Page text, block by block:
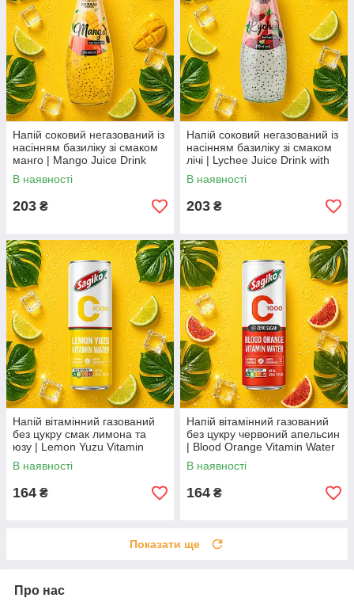
Напій соковий негазований із
насінням базиліку зі смаком
манго | Mango Juice Drink
with Basil Seeds | В'єтнам |
Bisan | 290 мл AO
В наявності
203 ₴
Напій соковий негазований із
насінням базиліку зі смаком
лічі | Lychee Juice Drink with
Basil Seeds | В'єтнам | Bisan |
290 мл AO
В наявності
203 ₴
Напій вітамінний газований
без цукру смак лимона та
юзу | Lemon Yuzu Vitamin
Water Zero Sugar | В'єтнам |
Sagiko | 325 мл AO
В наявності
164 ₴
Напій вітамінний газований
без цукру червоний апельсин
| Blood Orange Vitamin Water
Zero Sugar | В'єтнам | Sagiko
| 325 мл АО
В наявності
164 ₴
Показати ще
Про нас